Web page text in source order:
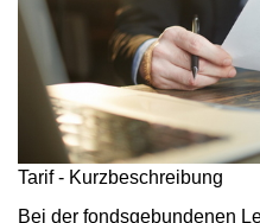
Tarif - Kurzbeschreibung
Bei der fondsgebundenen